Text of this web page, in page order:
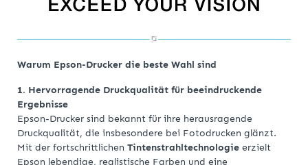
Warum Epson-Drucker die beste Wahl sind
1. Hervorragende Druckqualität für beeindruckende
Ergebnisse
Epson-Drucker sind bekannt für ihre herausragende
Druckqualität, die insbesondere bei Fotodrucken glänzt.
Mit der fortschrittlichen Tintenstrahltechnologie erzielt
Epson lebendige, realistische Farben und eine